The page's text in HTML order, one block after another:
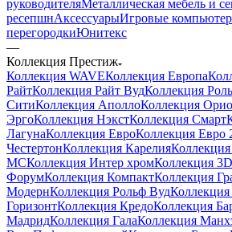
руководителяМеталлическая мебель и
ресепшнАксессуарыИгровые
перегородкиЮнитекс
—
Коллекция Престиж
Коллекция WAVEКоллекция Европа
РайтКоллекция Райт ВудКоллекция
СитиКоллекция АполлоКоллекция
ЭргоКоллекция НэкстКоллекция Смарт
ЛагунаКоллекция ЕвроКоллекция Евро
ЧестертонКоллекция КарелияКоллекция
МСКоллекция Интер хромКоллекция 3D
ФорумКоллекция КомпактКоллекция
МодернКоллекция Рольф ВудКоллекция
ГоризонтКоллекция КредоКоллекция
МадридКоллекция ГалаКоллекция